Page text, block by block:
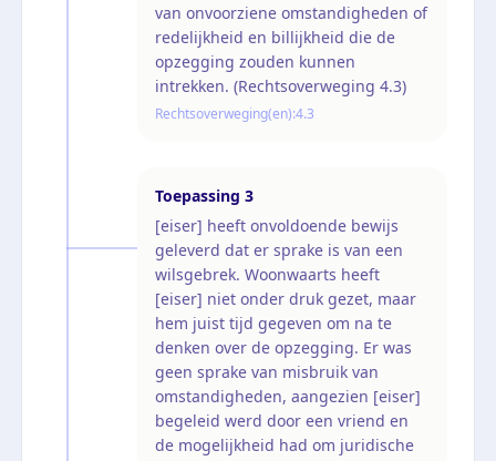
van onvoorziene omstandigheden of
redelijkheid en billijkheid die de
opzegging zouden kunnen
intrekken. (Rechtsoverweging 4.3)
Rechtsoverweging(en):4.3
Toepassing 3
[eiser] heeft onvoldoende bewijs
geleverd dat er sprake is van een
wilsgebrek. Woonwaarts heeft
[eiser] niet onder druk gezet, maar
hem juist tijd gegeven om na te
denken over de opzegging. Er was
geen sprake van misbruik van
omstandigheden, aangezien [eiser]
begeleid werd door een vriend en
de mogelijkheid had om juridische